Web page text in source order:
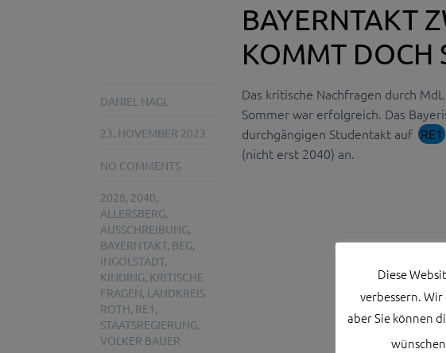
BAYERNTAKT
KOMMT DOCH
DANIEL NAGL
23. NOVEMBER 2023
NO COMMENTS
2028, 2040,
ALLERSBERG,
AUSSCHREIBUNG,
BAYERNTAKT, BEG,
INGOLSTADT,
KINDING, KRITISCHE
FRAGEN, LANDKREIS
ROTH, RE1 ,
STAATSREGIERUNG,
VOLKER BAUER
Das kritische Nachfragen durch
Sommer war erfolgreich. Das
durchgängigen Studentakt auf RE1
(nicht erst 2040) an.
Diese
verbessern.
aber Sie können